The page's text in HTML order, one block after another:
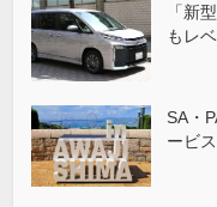
「新
もレ
SA・
ービ